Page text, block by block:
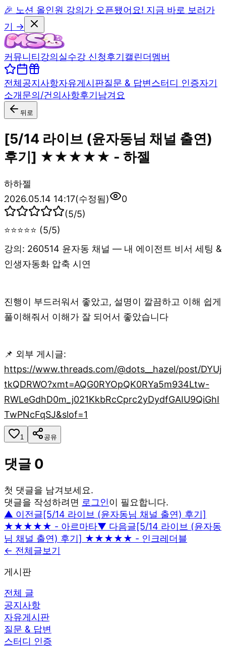
🎉 노션 올인원 강의가 오픈됐어요! 지금 바로 보러가
기 →
커뮤니티강의실수강 신청후기캘린더멤버
전체공지사항자유게시판질문 & 답변스터디 인증자기
소개문의/건의사항후기남겨요
뒤로
[5/14 라이브 (윤자동님 채널 출연)
후기] ★★★★★ - 하젤
하하젤
2026.05.14 14:17(수정됨)
0
(5/5)
⭐⭐⭐⭐⭐ (5/5)
강의: 260514 윤자동 채널 — 내 에이전트 비서 세팅 &
인생자동화 압축 시연
진행이 부드러워서 좋았고, 설명이 깔끔하고 이해 쉽게
풀이해줘서 이해가 잘 되어서 좋았습니다
📌 외부 게시글:
https://www.threads.com/@dots__hazel/post/DYUj
tkQDRWO?xmt=AQG0RYOpQK0RYa5m934Ltw-
RWLeGdhD0m_j021KkbRcCprc2yDydfGAIU9QiGhI
TwPNcFqSJ&slof=1
1 공유
댓글 0
첫 댓글을 남겨보세요.
댓글을 작성하려면 로그인이 필요합니다.
▲ 이전글[5/14 라이브 (윤자동님 채널 출연) 후기]
★★★★★ - 아르마타▼ 다음글[5/14 라이브 (윤자동
님 채널 출연) 후기] ★★★★★ - 인크레더블
← 전체글보기
게시판
전체 글
공지사항
자유게시판
질문 & 답변
스터디 인증